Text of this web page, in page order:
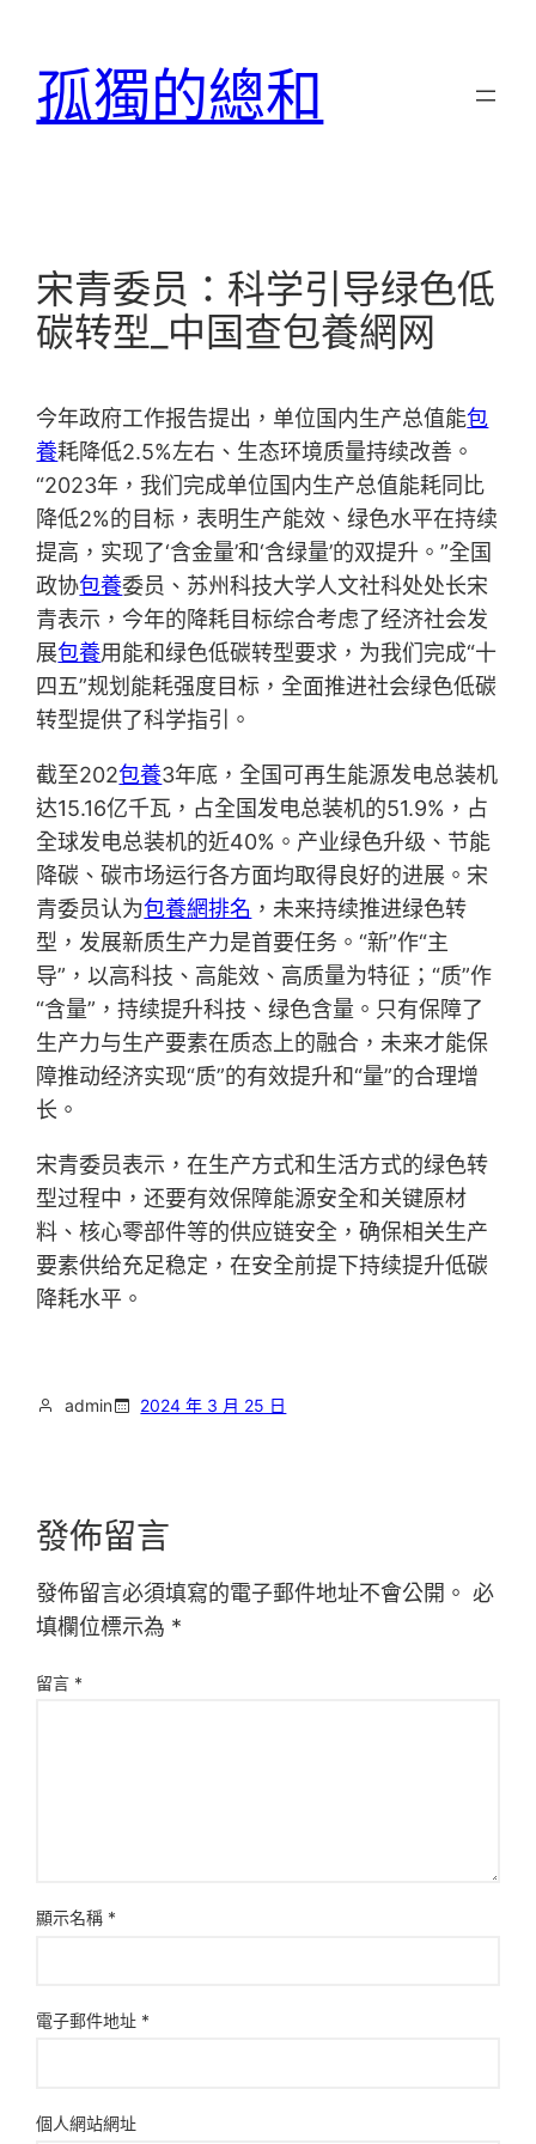
孤獨的總和
宋青委员：科学引导绿色低
碳转型_中国查包養網网
今年政府工作报告提出，单位国内生产总值能包
養耗降低2.5%左右、生态环境质量持续改善。
“2023年，我们完成单位国内生产总值能耗同比
降低2%的目标，表明生产能效、绿色水平在持续
提高，实现了‘含金量’和‘含绿量’的双提升。”全国
政协包養委员、苏州科技大学人文社科处处长宋
青表示，今年的降耗目标综合考虑了经济社会发
展包養用能和绿色低碳转型要求，为我们完成“十
四五”规划能耗强度目标，全面推进社会绿色低碳
转型提供了科学指引。
截至202包養3年底，全国可再生能源发电总装机
达15.16亿千瓦，占全国发电总装机的51.9%，占
全球发电总装机的近40%。产业绿色升级、节能
降碳、碳市场运行各方面均取得良好的进展。宋
青委员认为包養網排名 ，未来持续推进绿色转
型，发展新质生产力是首要任务。“新”作“主
导”，以高科技、高能效、高质量为特征；“质”作
“含量”，持续提升科技、绿色含量。只有保障了
生产力与生产要素在质态上的融合，未来才能保
障推动经济实现“质”的有效提升和“量”的合理增
长。
宋青委员表示，在生产方式和生活方式的绿色转
型过程中，还要有效保障能源安全和关键原材
料、核心零部件等的供应链安全，确保相关生产
要素供给充足稳定，在安全前提下持续提升低碳
降耗水平。
admin 2024 年 3 月 25 日
發佈留言
發佈留言必須填寫的電子郵件地址不會公開。 必
填欄位標示為 *
留言 *
顯示名稱 *
電子郵件地址 *
個人網站網址